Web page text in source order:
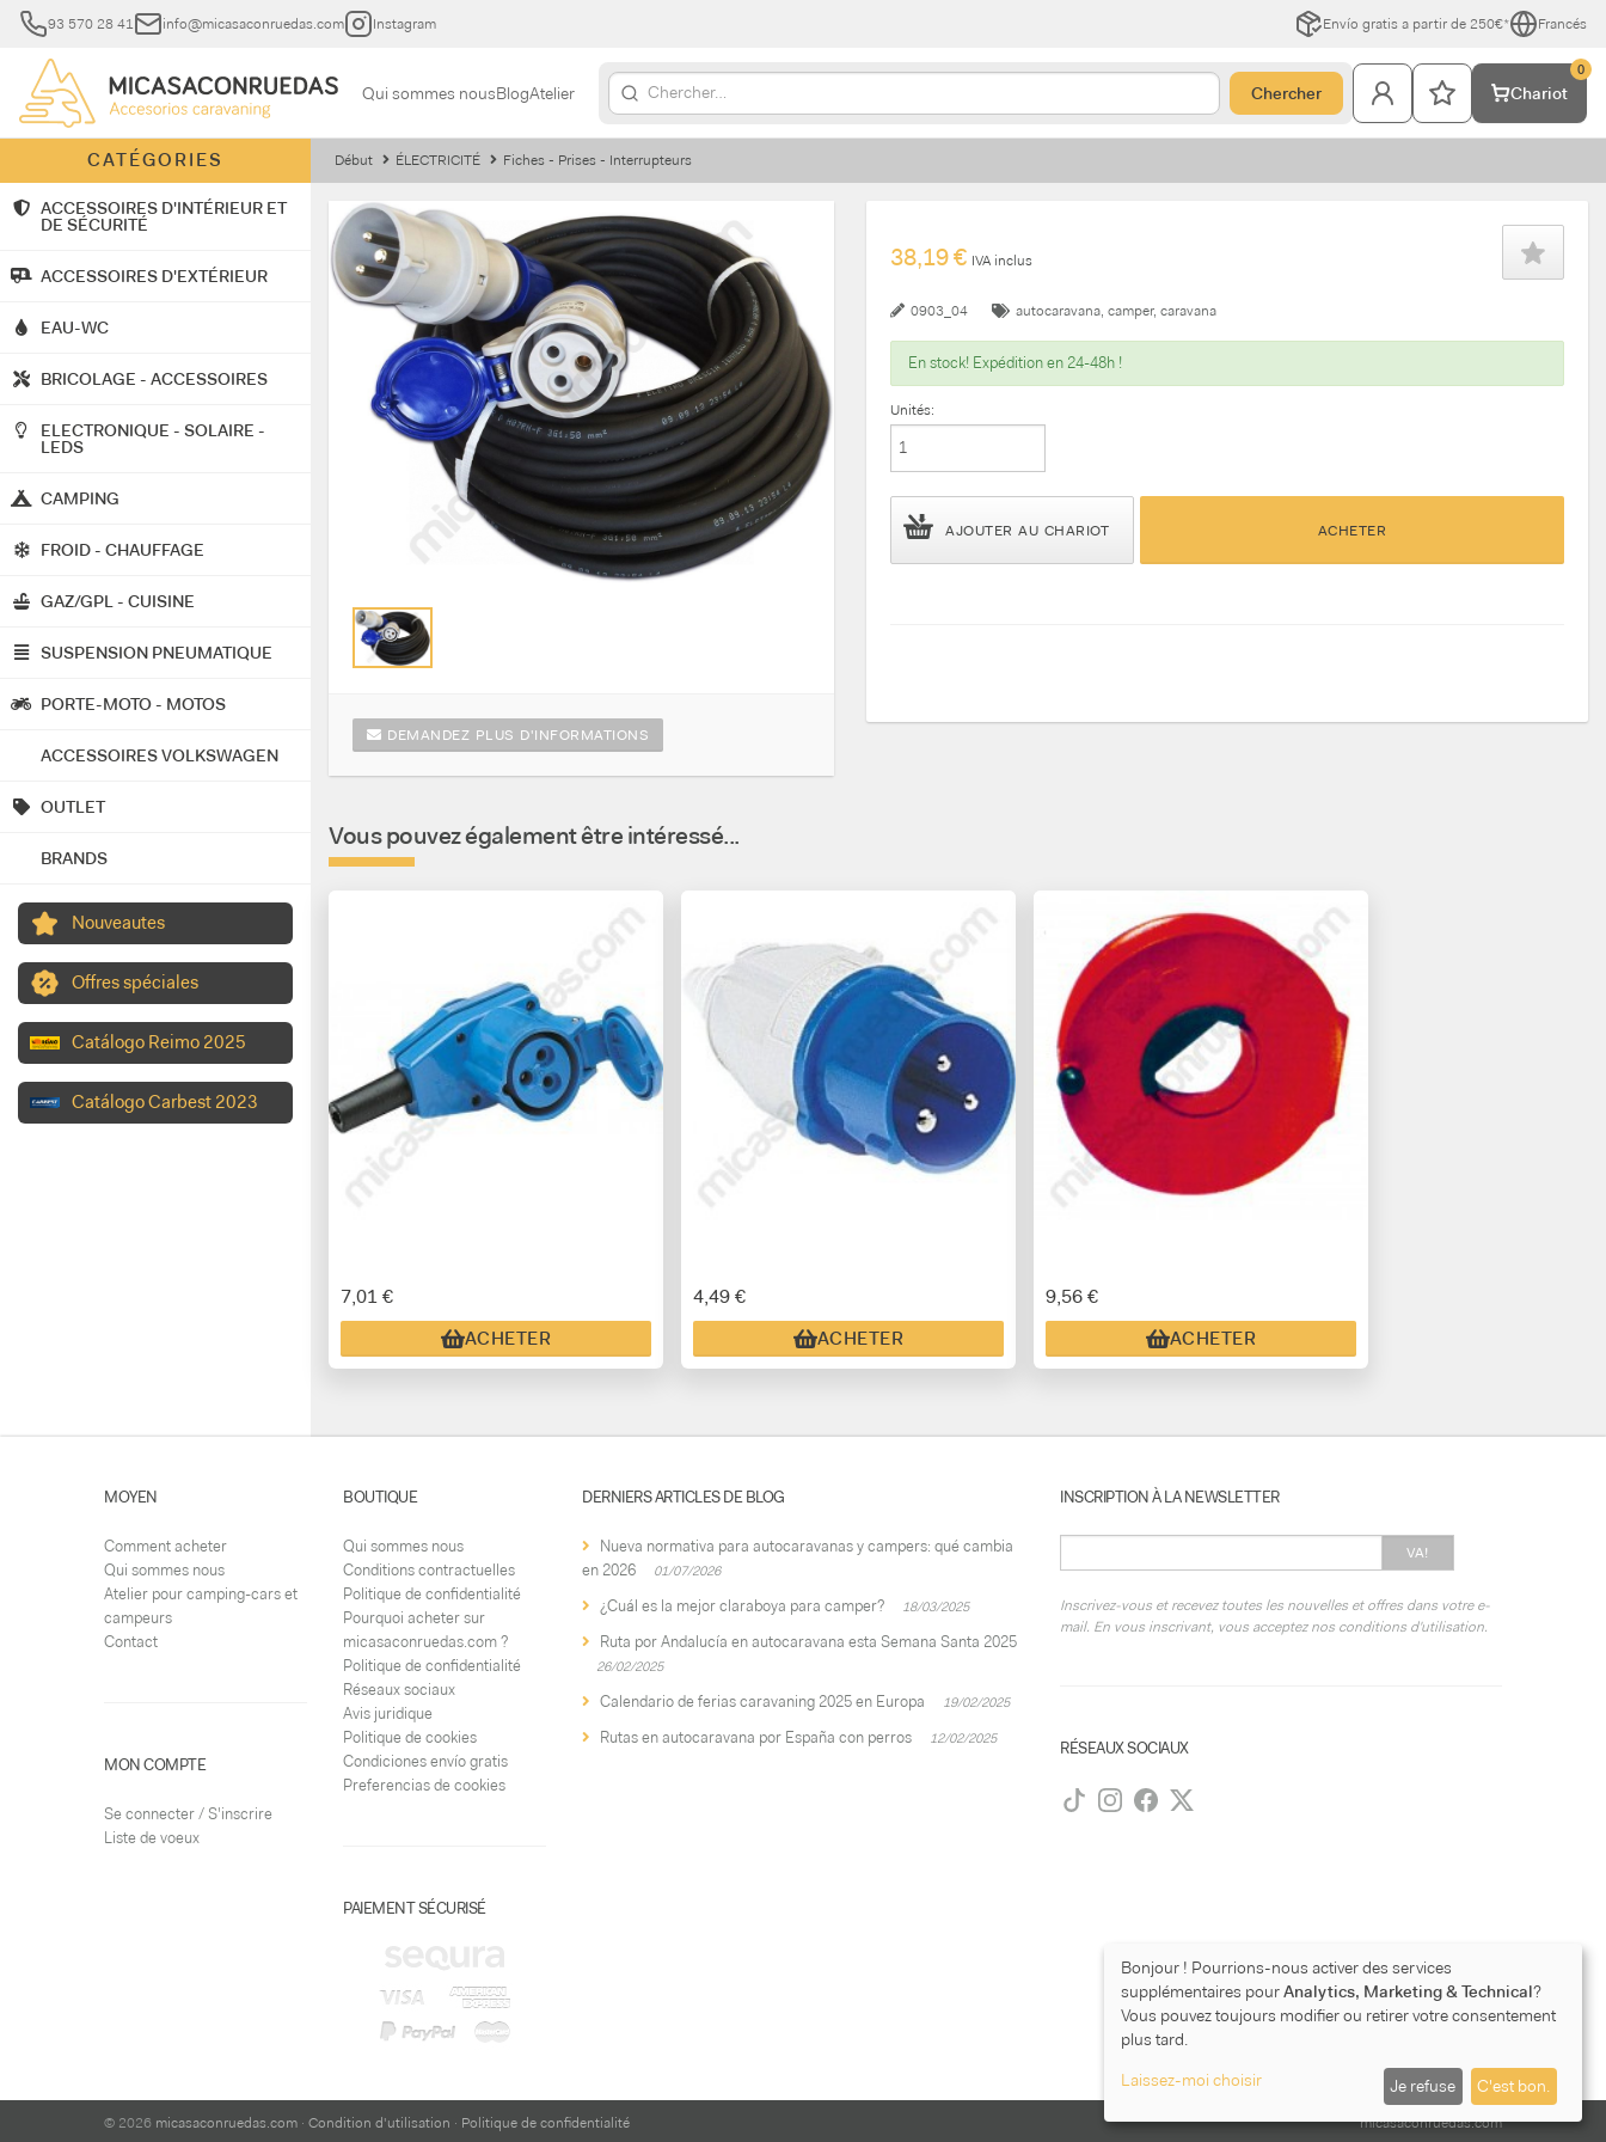
93 570 28 41 info@micasaconruedas.com Instagram Envío gratis a partir de 250€* Francés
Qui sommes nousBlogAtelier Chercher Chariot
0
CATÉGORIES
ACCESSOIRES D'INTÉRIEUR ET
DE SÉCURITÉ
ACCESSOIRES D'EXTÉRIEUR
EAU-WC
BRICOLAGE - ACCESSOIRES
ELECTRONIQUE - SOLAIRE -
LEDS
CAMPING
FROID - CHAUFFAGE
GAZ/GPL - CUISINE
SUSPENSION PNEUMATIQUE
PORTE-MOTO - MOTOS
ACCESSOIRES VOLKSWAGEN
OUTLET
BRANDS
Nouveautes
Offres spéciales
Catálogo Reimo 2025
Catálogo Carbest 2023
Début ÉLECTRICITÉ Fiches - Prises - Interrupteurs
DEMANDEZ PLUS D'INFORMATIONS
38,19 € IVA inclus
0903_04 autocaravana camper caravana
En stock! Expédition en 24-48h !
Unités:
AJOUTER AU CHARIOT ACHETER
Vous pouvez également être intéressé...
7,01 €
ACHETER
4,49 €
ACHETER
9,56 €
ACHETER
MOYEN
Comment acheter
Qui sommes nous
Atelier pour camping-cars et
campeurs
Contact
MON COMPTE
Se connecter / S'inscrire
Liste de voeux
BOUTIQUE
Qui sommes nous
Conditions contractuelles
Politique de confidentialité
Pourquoi acheter sur
micasaconruedas.com ?
Politique de confidentialité
Réseaux sociaux
Avis juridique
Politique de cookies
Condiciones envío gratis
Preferencias de cookies
PAIEMENT SÉCURISÉ
DERNIERS ARTICLES DE BLOG
Nueva normativa para autocaravanas y campers: qué cambia
en 2026
01/07/2026
¿Cuál es la mejor claraboya para camper? 18/03/2025
Ruta por Andalucía en autocaravana esta Semana Santa 2025
26/02/2025
Calendario de ferias caravaning 2025 en Europa 19/02/2025
Rutas en autocaravana por España con perros 12/02/2025
INSCRIPTION À LA NEWSLETTER
VA!
Inscrivez-vous et recevez toutes les nouvelles et offres dans votre e-
mail. En vous inscrivant, vous acceptez nos conditions d'utilisation.
RÉSEAUX SOCIAUX
© 2026 micasaconruedas.com · Condition d'utilisation · Politique de confidentialité micasaconruedas.com
Bonjour ! Pourrions-nous activer des services
supplémentaires pourAnalytics, Marketing & Technical?
Vous pouvez toujours modifier ou retirer votre consentement
plus tard.
Laissez-moi choisir
Je refuse C'est bon.